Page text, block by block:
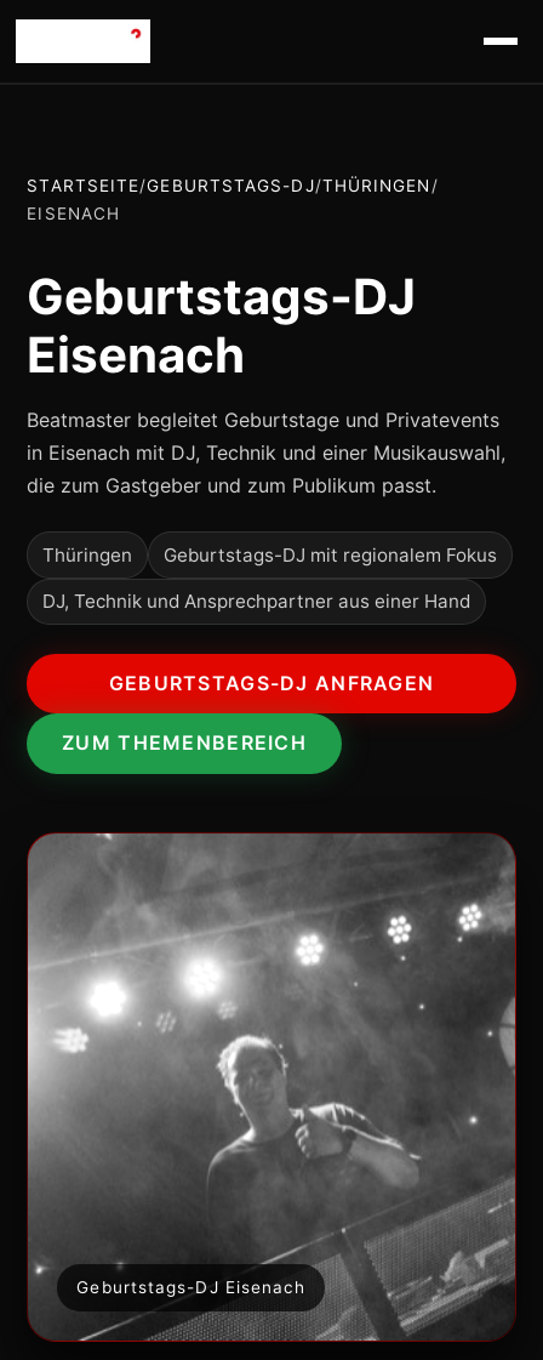
STARTSEITE/GEBURTSTAGS-DJ/THÜRINGEN /
EISENACH
Geburtstags-DJ
Eisenach
Beatmaster begleitet Geburtstage und Privatevents
in Eisenach mit DJ, Technik und einer Musikauswahl,
die zum Gastgeber und zum Publikum passt.
Thüringen Geburtstags-DJ mit regionalem Fokus
DJ, Technik und Ansprechpartner aus einer Hand
GEBURTSTAGS-DJ ANFRAGEN
ZUM THEMENBEREICH
Geburtstags-DJ Eisenach